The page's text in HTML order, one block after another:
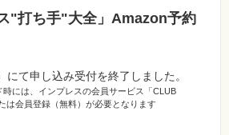
"打ち手"大全」Amazon予約
にて申し込み受付を終了しました。
には、インプレスの会員サービス「CLUB
は会員登録（無料）が必要となります